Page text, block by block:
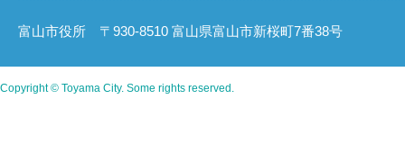
富山市役所 〒930-8510 富山県富山市新桜町7番38号
Copyright © Toyama City. Some rights reserved.